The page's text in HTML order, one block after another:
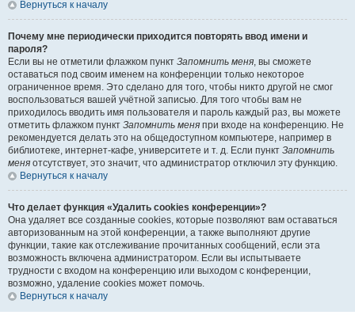
Вернуться к началу
Почему мне периодически приходится повторять ввод имени и
пароля?
Если вы не отметили флажком пункт Запомнить меня, вы сможете
оставаться под своим именем на конференции только некоторое
ограниченное время. Это сделано для того, чтобы никто другой не смог
воспользоваться вашей учётной записью. Для того чтобы вам не
приходилось вводить имя пользователя и пароль каждый раз, вы можете
отметить флажком пункт Запомнить меня при входе на конференцию. Не
рекомендуется делать это на общедоступном компьютере, например в
библиотеке, интернет-кафе, университете и т. д. Если пункт Запомнить
меня отсутствует, это значит, что администратор отключил эту функцию.
Вернуться к началу
Что делает функция «Удалить cookies конференции»?
Она удаляет все созданные cookies, которые позволяют вам оставаться
авторизованным на этой конференции, а также выполняют другие
функции, такие как отслеживание прочитанных сообщений, если эта
возможность включена администратором. Если вы испытываете
трудности с входом на конференцию или выходом с конференции,
возможно, удаление cookies может помочь.
Вернуться к началу